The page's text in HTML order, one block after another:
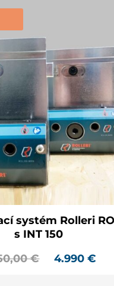
systém Rolleri
s INT 150
€ 4.990€